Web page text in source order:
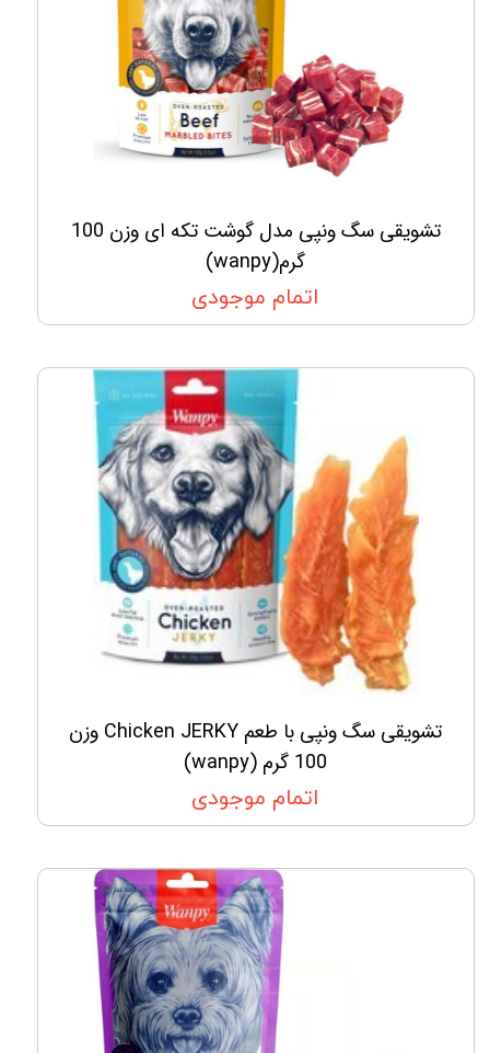
تشویقی سگ ونپی مدل گوشت تکه ای وزن 100
گرم(wanpy)
اتمام موجودی
تشویقی سگ ونپی با طعم Chicken JERKY وزن
100 گرم (wanpy)
اتمام موجودی